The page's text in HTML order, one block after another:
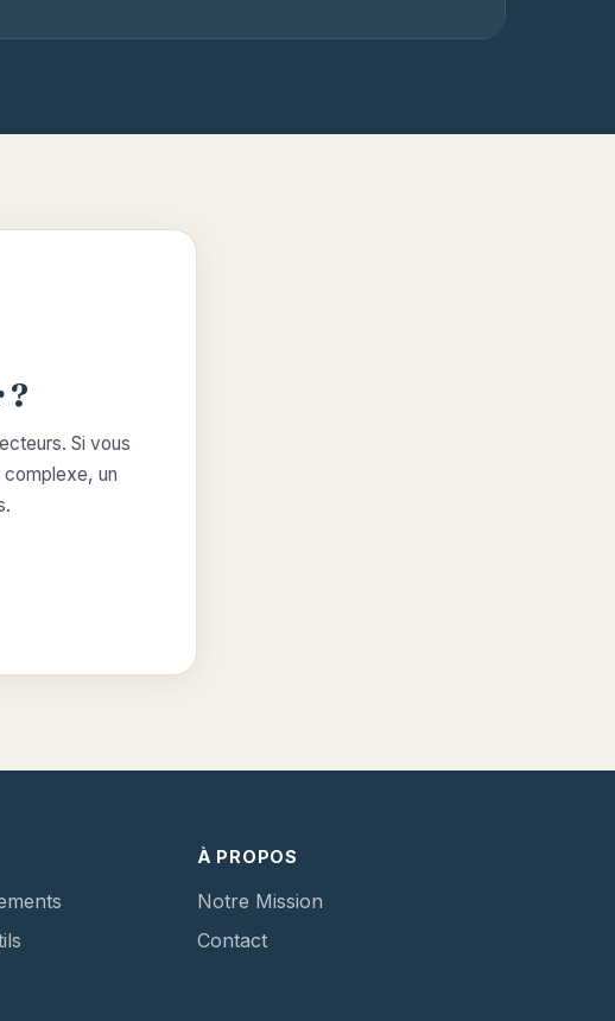
?
Si vous
un
À PROPOS
Notre Mission
Contact